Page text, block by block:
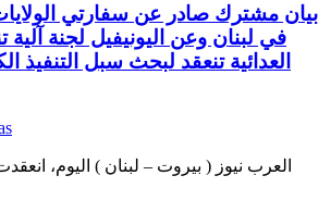
بيان مشترك صادر عن سفارتي
في لبنان وعن اليونيفيل لجنة آلية
العدائية تنعقد لبحث سبل التنفيذ
العرب نيوز ( بيروت – لبنان ) اليوم،